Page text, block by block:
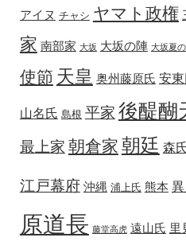
アイヌ チャシ ヤマト政権
家 南部家 大坂 大坂の陣 大坂夏
使節 天皇 奥州藤原氏 安
山名氏 島根 平家 後醍醐
最上家 朝倉家 朝廷 森
江戸幕府 沖縄 浦上氏 熊本 異
原道長 藤堂高虎 遠山氏 里